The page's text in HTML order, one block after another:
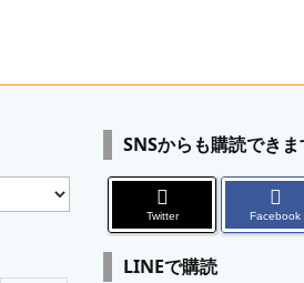
SNSからも購読できま
Twitter Facebook
LINEで購読